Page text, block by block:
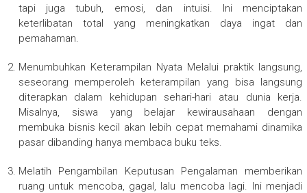
tapi juga tubuh, emosi, dan intuisi. Ini menciptakan
keterlibatan total yang meningkatkan daya ingat dan
pemahaman.
Menumbuhkan Keterampilan Nyata Melalui praktik langsung,
seseorang memperoleh keterampilan yang bisa langsung
diterapkan dalam kehidupan sehari-hari atau dunia kerja.
Misalnya, siswa yang belajar kewirausahaan dengan
membuka bisnis kecil akan lebih cepat memahami dinamika
pasar dibanding hanya membaca buku teks.
Melatih Pengambilan Keputusan Pengalaman memberikan
ruang untuk mencoba, gagal, lalu mencoba lagi. Ini menjadi